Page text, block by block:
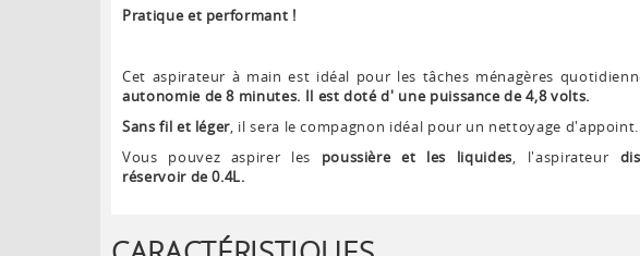
Pratique et performant !
Cet aspirateur à main est idéal pour les tâches ménagères
autonomie de 8 minutes. Il est doté d' une puissance de 4,8 volts.
Sans fil et léger, il sera le compagnon idéal pour un nettoyage d'appoint.
Vous pouvez aspirer les poussière et les liquides, l'aspirateur
réservoir de 0.4L.